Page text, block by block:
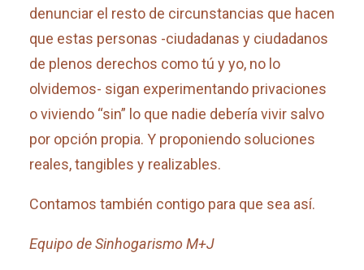
denunciar el resto de circunstancias que hacen
que estas personas -ciudadanas y ciudadanos
de plenos derechos como tú y yo, no lo
olvidemos- sigan experimentando privaciones
o viviendo “sin” lo que nadie debería vivir salvo
por opción propia. Y proponiendo soluciones
reales, tangibles y realizables.
Contamos también contigo para que sea así.
Equipo de Sinhogarismo M+J